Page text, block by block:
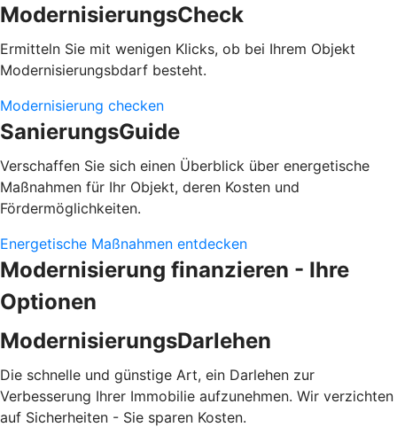
ModernisierungsCheck
Ermitteln Sie mit wenigen Klicks, ob bei Ihrem Objekt
Modernisierungsbdarf besteht.
Modernisierung checken
SanierungsGuide
Verschaffen Sie sich einen Überblick über energetische
Maßnahmen für Ihr Objekt, deren Kosten und
Fördermöglichkeiten.
Energetische Maßnahmen entdecken
Modernisierung finanzieren - Ihre
Optionen
ModernisierungsDarlehen
Die schnelle und günstige Art, ein Darlehen zur
Verbesserung Ihrer Immobilie aufzunehmen. Wir verzichten
auf Sicherheiten - Sie sparen Kosten.